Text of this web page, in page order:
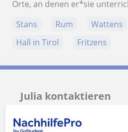
Orte, an denen er*sie
Stans
Rum Wattens
Hall in Tirol
Fritzens
Julia kontaktieren
Preis pro Stunde